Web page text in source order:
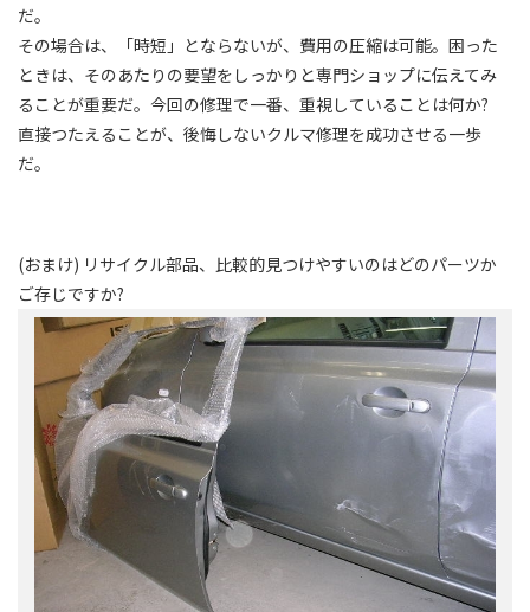
だ。
その場合は、「時短」とならないが、費用の圧縮は可能。困った
ときは、そのあたりの要望をしっかりと専門ショップに伝えてみ
ることが重要だ。今回の修理で一番、重視していることは何か?
直接つたえることが、後悔しないクルマ修理を成功させる一歩
だ。
(おまけ) リサイクル部品、比較的見つけやすいのはどのパーツか
ご存じですか?